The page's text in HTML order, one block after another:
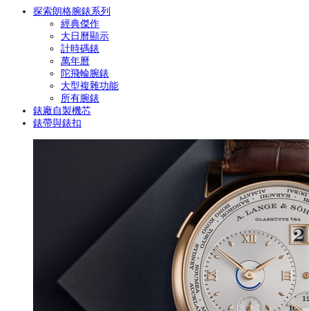
探索朗格腕錶系列
經典傑作
大日曆顯示
計時碼錶
萬年曆
陀飛輪腕錶
大型複雜功能
所有腕錶
錶廠自製機芯
錶帶與錶扣